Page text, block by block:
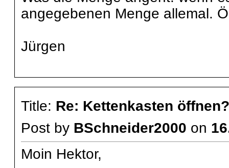
angegebenen Menge allemal.
Jürgen
Title: Re: Kettenkasten öffnen?
Post by BSchneider2000 on
Moin Hektor,